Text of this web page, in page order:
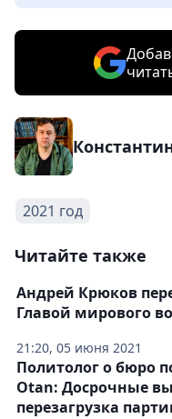
2021 год
Читайте также
21:20, 05 июня 2021
Андрей Крюков
Главой мирового
Политолог о бюро
Otan: Досрочные
перезагрузка